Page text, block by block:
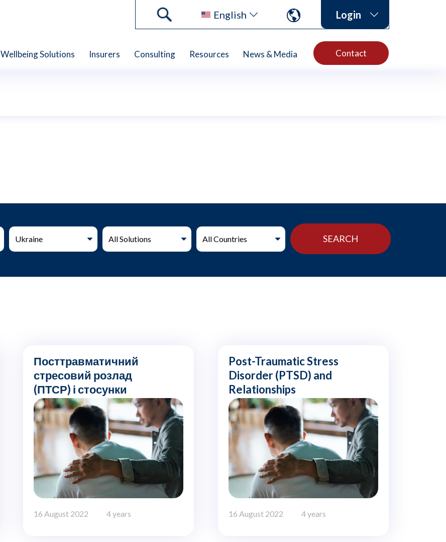
English Login
Wellbeing Solutions Insurers Consulting Resources News & Media Contact
Посттравматичний
стресовий розлад
(ПТСР) і стосунки
16 August 2022 4 years
Post-Traumatic Stress
Disorder (PTSD) and
Relationships
16 August 2022 4 years